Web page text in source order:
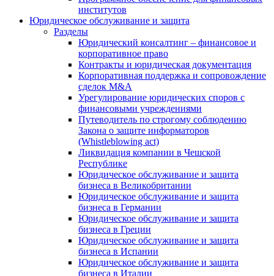
институтов
Юридическое обслуживание и защита
Разделы
Юридический консалтинг – финансовое и
корпоративное право
Контракты и юридическая документация
Корпоративная поддержка и сопровождение
сделок M&A
Урегулирование юридических споров с
финансовыми учреждениями
Путеводитель по строгому соблюдению
Закона о защите информаторов
(Whistleblowing act)
Ликвидация компании в Чешской
Республике
Юридическое обслуживание и защита
бизнеса в Великобритании
Юридическое обслуживание и защита
бизнеса в Германии
Юридическое обслуживание и защита
бизнеса в Греции
Юридическое обслуживание и защита
бизнеса в Испании
Юридическое обслуживание и защита
бизнеса в Италии